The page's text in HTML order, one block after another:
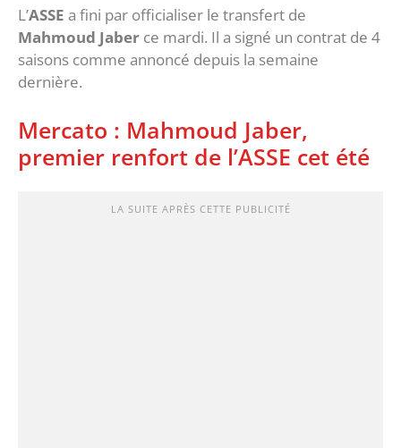
L’ASSE a fini par officialiser le transfert de
Mahmoud Jaber ce mardi. Il a signé un contrat de 4
saisons comme annoncé depuis la semaine
dernière.
Mercato : Mahmoud Jaber,
premier renfort de l’ASSE cet été
LA SUITE APRÈS CETTE PUBLICITÉ